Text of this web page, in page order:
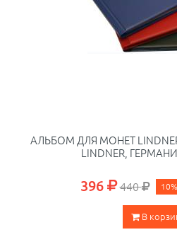
АЛЬБОМ ДЛЯ МОНЕТ
LINDNER,
396 440 10%
В